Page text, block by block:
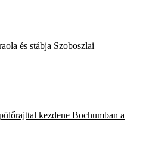
és stábja Szoboszlai
kezdene Bochumban a